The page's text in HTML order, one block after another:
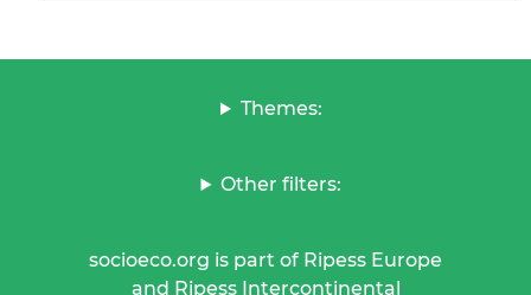
Themes:
Other filters:
socioeco.org is part of Ripess Europe
and Ripess Intercontinental